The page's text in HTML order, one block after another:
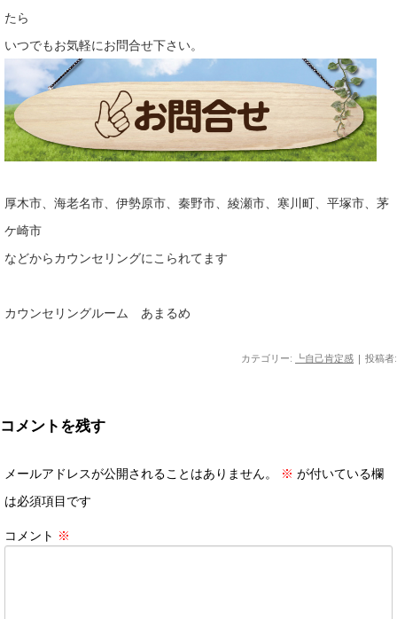
たら
いつでもお気軽にお問合せ下さい。
厚木市、海老名市、伊勢原市、秦野市、綾瀬市、寒川町、平塚市、茅
ケ崎市
などからカウンセリングにこられてます
カウンセリングルーム あまるめ
カテゴリー: ┗自己肯定感 | 投稿者:
コメントを残す
メールアドレスが公開されることはありません。 ※ が付いている欄
は必須項目です
コメント ※